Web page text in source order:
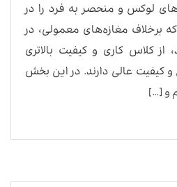
لوکس و منحصر به فرد را در
که برخلاف مغازه‌های معمولی، در
کلاس کاری و کیفیت بالاتری
و کیفیت عالی دارند. در این بخش
و […]